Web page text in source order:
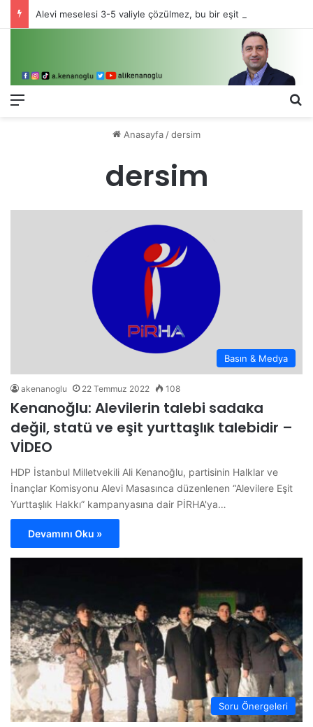
Menü
Anasayfa /dersim
dersim
Basın & Medya
akenanoglu 22 Temmuz 2022 108
Kenanoğlu: Alevilerin talebi sadaka
değil, statü ve eşit yurttaşlık talebidir –
VİDEO
HDP İstanbul Milletvekili Ali Kenanoğlu, partisinin Halklar ve
İnançlar Komisyonu Alevi Masasınca düzenlenen “Alevilere Eşit
Yurttaşlık Hakkı” kampanyasına dair PİRHA'ya…
Devamını Oku »
Soru Önergeleri